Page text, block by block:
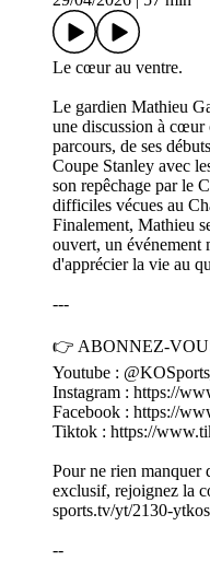
Le cœur au ventre.
Le gardien Mathieu
une discussion à cœur
parcours, de ses
Coupe Stanley avec
son repêchage par le
difficiles vécues au
Finalement, Mathieu
ouvert, un événement
d'apprécier la vie au
---
👉 ABONNEZ-
Youtube :
Instagram : https://
Facebook : https://
Tiktok : https://
Pour ne rien manquer
exclusif, rejoignez la
sports.tv/yt/2130-ytkos
--